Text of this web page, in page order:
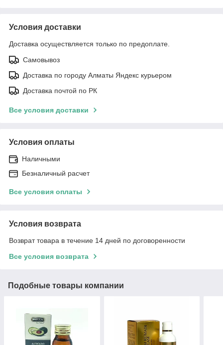
Условия доставки
Доставка осуществляется только по предоплате.
Самовывоз
Доставка по городу Алматы Яндекс курьером
Доставка почтой по РК
Все условия доставки
Условия оплаты
Наличными
Безналичный расчет
Все условия оплаты
Условия возврата
Возврат товара в течение 14 дней по договоренности
Все условия возврата
Подобные товары компании